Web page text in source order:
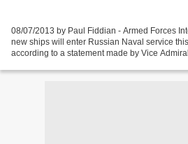
08/07/2013 by Paul Fiddian - Armed Forces
new ships will enter Russian Naval service
according to a statement made by Vice